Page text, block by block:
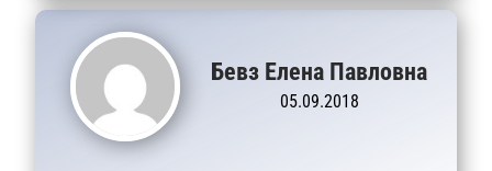
Бевз Елена Павловна
05.09.2018